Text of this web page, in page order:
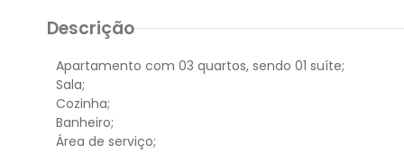
Descrição
Apartamento com 03 quartos, sendo 01 suíte;
Sala;
Cozinha;
Banheiro;
Área de serviço;